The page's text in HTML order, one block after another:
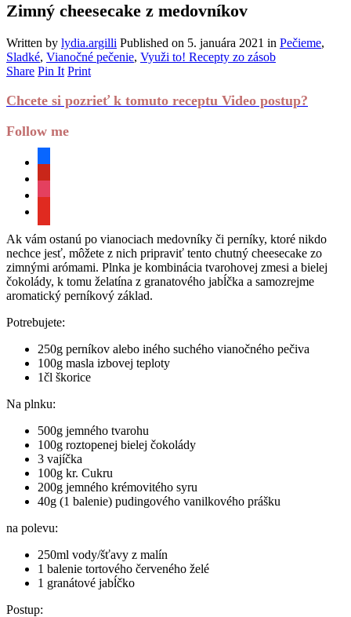
Zimný cheesecake z medovníkov
Written by lydia.argilli Published on 5. januára 2021 in Pečieme,
Sladké, Vianočné pečenie, Využi to! Recepty zo zásob
Share Pin It Print
Chcete si pozrieť k tomuto receptu Video postup?
Follow me
Ak vám ostanú po vianociach medovníky či perníky, ktoré nikdo
nechce jesť, môžete z nich pripraviť tento chutný cheesecake zo
zimnými arómami. Plnka je kombinácia tvarohovej zmesi a bielej
čokolády, k tomu želatína z granatového jabĺčka a samozrejme
aromatický perníkový základ.
Potrebujete:
250g perníkov alebo iného suchého vianočného pečiva
100g masla izbovej teploty
1čl škorice
Na plnku:
500g jemného tvarohu
100g roztopenej bielej čokolády
3 vajíčka
100g kr. Cukru
200g jemného krémovitého syru
40g (1 balenie) pudingového vanilkového prášku
na polevu:
250ml vody/šťavy z malín
1 balenie tortového červeného želé
1 granátové jabĺčko
Postup: